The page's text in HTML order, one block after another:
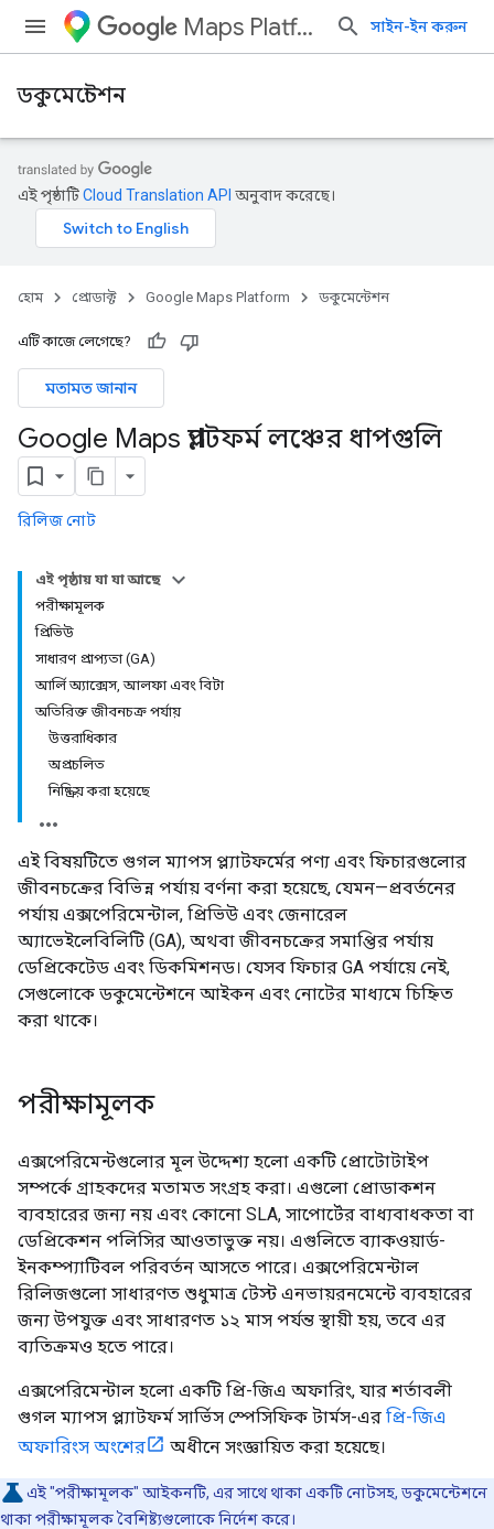
Maps Platform সাইন-ইন করুন
ডকুমেন্টেশন
এই পৃষ্ঠাটিCloud Translation API অনুবাদ করেছে।
হোম প্রোডাক্ট Google Maps Platform ডকুমেন্টেশন
এটি কাজে লেগেছে?
মতামত জানান
Google Maps প্ল্যাটফর্ম লঞ্চের ধাপগুলি
রিলিজ নোট
এই পৃষ্ঠায় যা যা আছে
পরীক্ষামূলক
প্রিভিউ
সাধারণ প্রাপ্যতা (GA)
আর্লি অ্যাক্সেস, আলফা এবং বিটা
অতিরিক্ত জীবনচক্র পর্যায়
উত্তরাধিকার
অপ্রচলিত
নিষ্ক্রিয় করা হয়েছে
এই বিষয়টিতে গুগল ম্যাপস প্ল্যাটফর্মের পণ্য এবং ফিচারগুলোর
জীবনচক্রের বিভিন্ন পর্যায় বর্ণনা করা হয়েছে, যেমন—প্রবর্তনের
পর্যায় এক্সপেরিমেন্টাল, প্রিভিউ এবং জেনারেল
অ্যাভেইলেবিলিটি (GA), অথবা জীবনচক্রের সমাপ্তির পর্যায়
ডেপ্রিকেটেড এবং ডিকমিশনড। যেসব ফিচার GA পর্যায়ে নেই,
সেগুলোকে ডকুমেন্টেশনে আইকন এবং নোটের মাধ্যমে চিহ্নিত
করা থাকে।
পরীক্ষামূলক
এক্সপেরিমেন্টগুলোর মূল উদ্দেশ্য হলো একটি প্রোটোটাইপ
সম্পর্কে গ্রাহকদের মতামত সংগ্রহ করা। এগুলো প্রোডাকশন
ব্যবহারের জন্য নয় এবং কোনো SLA, সাপোর্টের বাধ্যবাধকতা বা
ডেপ্রিকেশন পলিসির আওতাভুক্ত নয়। এগুলিতে ব্যাকওয়ার্ড-
ইনকম্প্যাটিবল পরিবর্তন আসতে পারে। এক্সপেরিমেন্টাল
রিলিজগুলো সাধারণত শুধুমাত্র টেস্ট এনভায়রনমেন্টে ব্যবহারের
জন্য উপযুক্ত এবং সাধারণত ১২ মাস পর্যন্ত স্থায়ী হয়, তবে এর
ব্যতিক্রমও হতে পারে।
এক্সপেরিমেন্টাল হলো একটি প্রি-জিএ অফারিং, যার শর্তাবলী
গুগল ম্যাপস প্ল্যাটফর্ম সার্ভিস স্পেসিফিক টার্মস-এর প্রি-জিএ
অফারিংস অংশের
অধীনে সংজ্ঞায়িত করা হয়েছে।
এই "পরীক্ষামূলক" আইকনটি, এর সাথে থাকা একটি নোটসহ, ডকুমেন্টেশনে
থাকা পরীক্ষামূলক বৈশিষ্ট্যগুলোকে নির্দেশ করে।